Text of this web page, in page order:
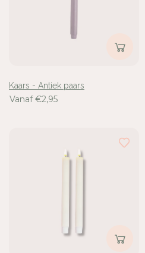
Kaars - Antiek paars
Vanaf €2,95